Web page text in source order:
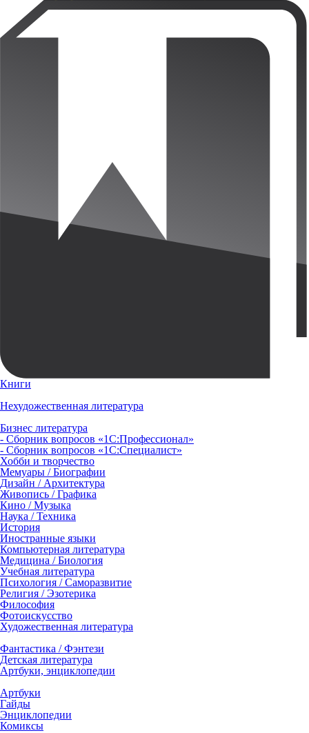
Книги
Нехудожественная литература
Бизнес литература
- Сборник вопросов «1С:Профессионал»
- Сборник вопросов «1С:Специалист»
Хобби и творчество
Мемуары / Биографии
Дизайн / Архитектура
Живопись / Графика
Кино / Музыка
Наука / Техника
История
Иностранные языки
Компьютерная литература
Медицина / Биология
Учебная литература
Психология / Саморазвитие
Религия / Эзотерика
Философия
Фотоискусство
Художественная литература
Фантастика / Фэнтези
Детская литература
Артбуки, энциклопедии
Артбуки
Гайды
Энциклопедии
Комиксы